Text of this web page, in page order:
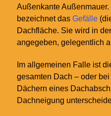
Außenkante Außenmauer.
bezeichnet das Gefälle
Dachfläche. Sie wird in
angegeben, gelegentlich
Im allgemeinen Falle ist
gesamten Dach – oder
Dächern eines
Dachneigung